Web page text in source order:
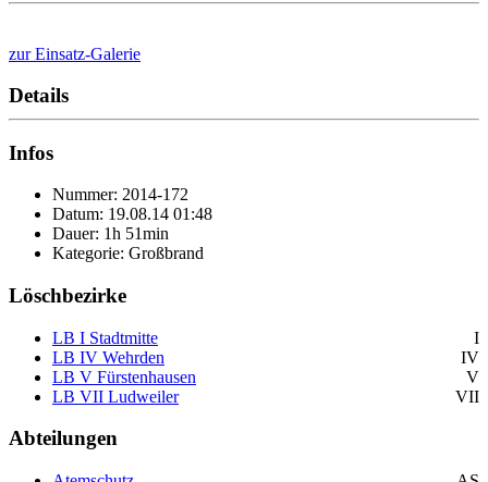
zur Einsatz-Galerie
Details
Infos
Nummer: 2014-172
Datum: 19.08.14 01:48
Dauer: 1h 51min
Kategorie: Großbrand
Löschbezirke
LB I Stadtmitte
I
LB IV Wehrden
IV
LB V Fürstenhausen
V
LB VII Ludweiler
VII
Abteilungen